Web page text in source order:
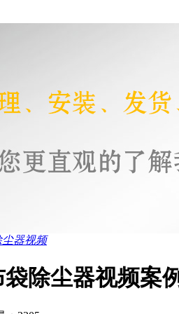
尘器视频
除尘器视频案